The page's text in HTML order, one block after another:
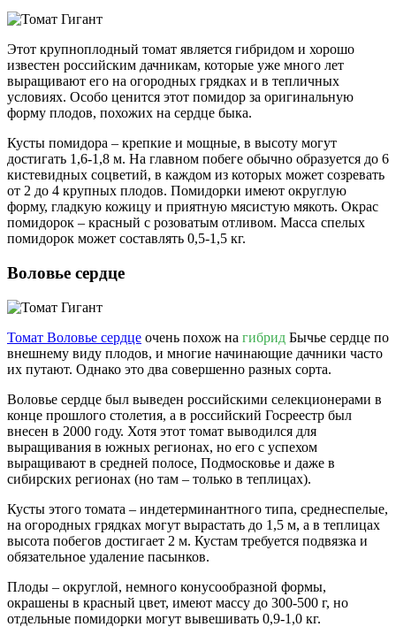
Этот крупноплодный томат является гибридом и хорошо
известен российским дачникам, которые уже много лет
выращивают его на огородных грядках и в тепличных
условиях. Особо ценится этот помидор за оригинальную
форму плодов, похожих на сердце быка.
Кусты помидора – крепкие и мощные, в высоту могут
достигать 1,6-1,8 м. На главном побеге обычно образуется до 6
кистевидных соцветий, в каждом из которых может созревать
от 2 до 4 крупных плодов. Помидорки имеют округлую
форму, гладкую кожицу и приятную мясистую мякоть. Окрас
помидорок – красный с розоватым отливом. Масса спелых
помидорок может составлять 0,5-1,5 кг.
Воловье сердце
Томат Воловье сердце очень похож на гибрид Бычье сердце по
внешнему виду плодов, и многие начинающие дачники часто
их путают. Однако это два совершенно разных сорта.
Воловье сердце был выведен российскими селекционерами в
конце прошлого столетия, а в российский Госреестр был
внесен в 2000 году. Хотя этот томат выводился для
выращивания в южных регионах, но его с успехом
выращивают в средней полосе, Подмосковье и даже в
сибирских регионах (но там – только в теплицах).
Кусты этого томата – индетерминантного типа, среднеспелые,
на огородных грядках могут вырастать до 1,5 м, а в теплицах
высота побегов достигает 2 м. Кустам требуется подвязка и
обязательное удаление пасынков.
Плоды – округлой, немного конусообразной формы,
окрашены в красный цвет, имеют массу до 300-500 г, но
отдельные помидорки могут вывешивать 0,9-1,0 кг.